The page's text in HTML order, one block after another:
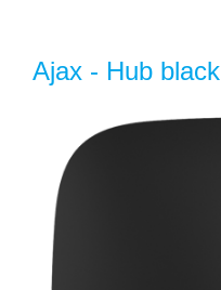
Ajax - Hub black